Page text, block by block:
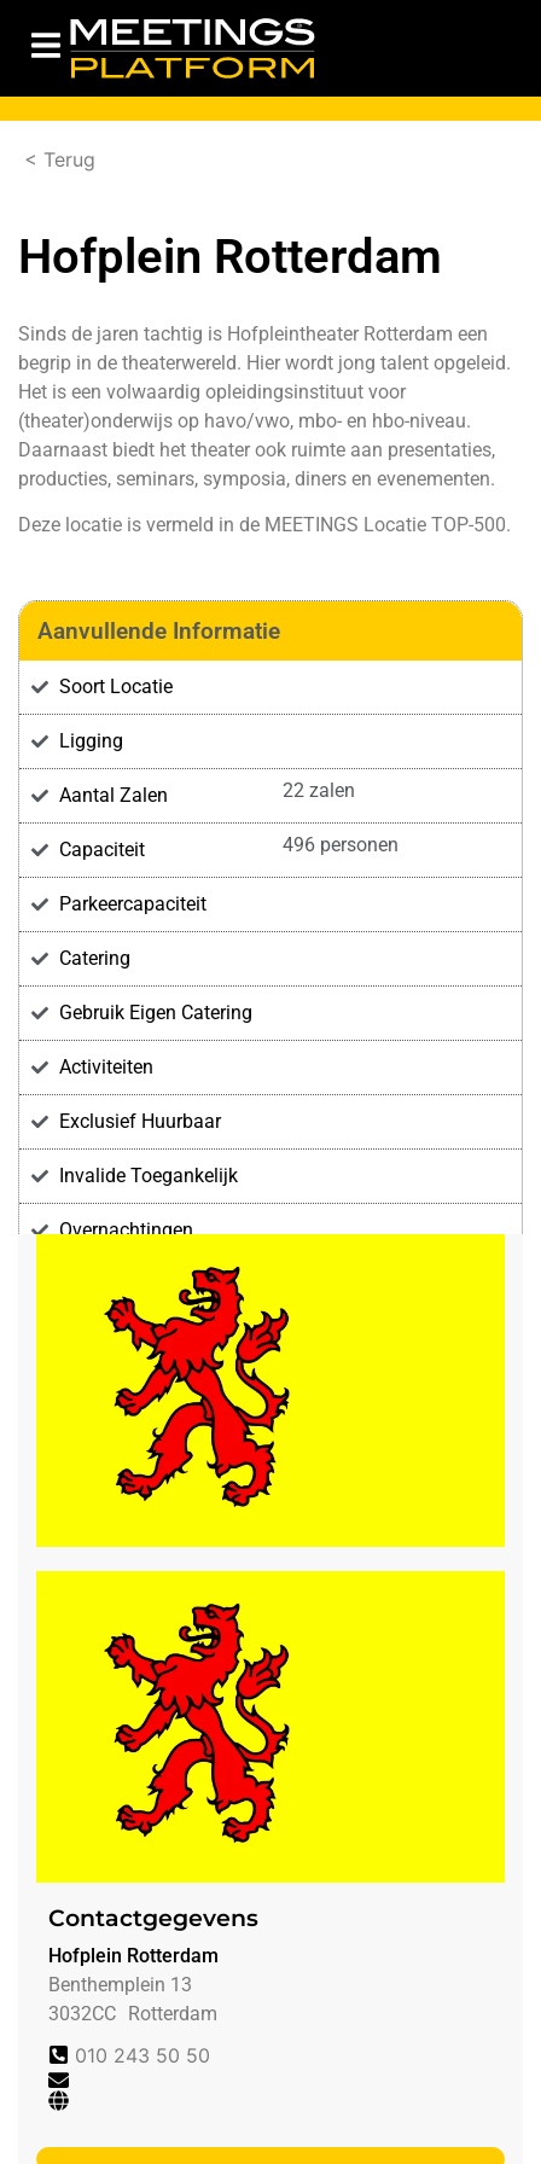
< Terug
Hofplein Rotterdam
Sinds de jaren tachtig is Hofpleintheater Rotterdam een
begrip in de theaterwereld. Hier wordt jong talent opgeleid.
Het is een volwaardig opleidingsinstituut voor
(theater)onderwijs op havo/vwo, mbo- en hbo-niveau.
Daarnaast biedt het theater ook ruimte aan presentaties,
producties, seminars, symposia, diners en evenementen.
Deze locatie is vermeld in de MEETINGS Locatie TOP-500.
Aanvullende Informatie
Soort Locatie
Ligging
Aantal Zalen 22 zalen
Capaciteit 496 personen
Parkeercapaciteit
Catering
Gebruik Eigen Catering
Activiteiten
Exclusief Huurbaar
Invalide Toegankelijk
Overnachtingen
Voorzieningen
Contactgegevens
Hofplein Rotterdam
Benthemplein 13
3032CC Rotterdam
010 243 50 50